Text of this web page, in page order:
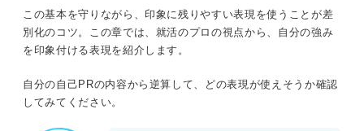
この基本を守りながら、印象に残りやすい表現を使うことが差
別化のコツ。この章では、就活のプロの視点から、自分の強み
を印象付ける表現を紹介します。
自分の自己PRの内容から逆算して、どの表現が使えそうか確認
してみてください。
⑬発信力
⑮ソフトバンク内定者の例文